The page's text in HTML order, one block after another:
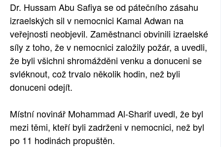
Dr. Hussam Abu Safiya se od pátečního zásahu
izraelských sil v nemocnici Kamal Adwan na
veřejnosti neobjevil. Zaměstnanci obvinili izraelské
síly z toho, že v nemocnici založily požár, a uvedli,
že byli všichni shromážděni venku a donuceni se
svléknout, což trvalo několik hodin, než byli
donuceni odejít.
Místní novinář Mohammad Al-Sharif uvedl, že byl
mezi těmi, kteří byli zadrženi v nemocnici, než byl
po 11 hodinách propuštěn.